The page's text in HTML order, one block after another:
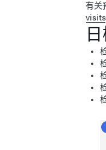
有关
visits